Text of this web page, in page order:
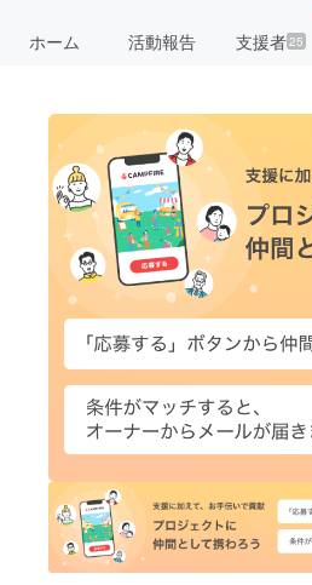
ホーム 活動報告 支援者25